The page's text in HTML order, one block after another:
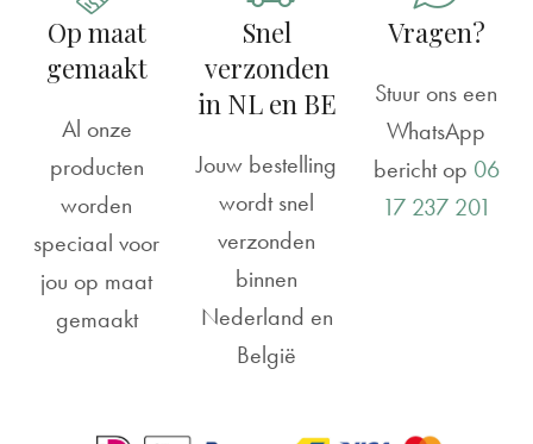
Rating: 5/5
Super leuk en stevig bord!
Heel blij met dit bord! Al veel complimenten over
Tue Mar 18 2025 00:00:00 GMT+0000 (Coordinated
Op maat
gemaakt
Al onze
producten
worden
speciaal voor
jou op maat
gemaakt
Snel
verzonden
in NL en BE
Jouw bestelling
wordt snel
verzonden
binnen
Nederland en
België
Vragen?
Stuur ons een
WhatsApp
bericht op 06
17 237 201